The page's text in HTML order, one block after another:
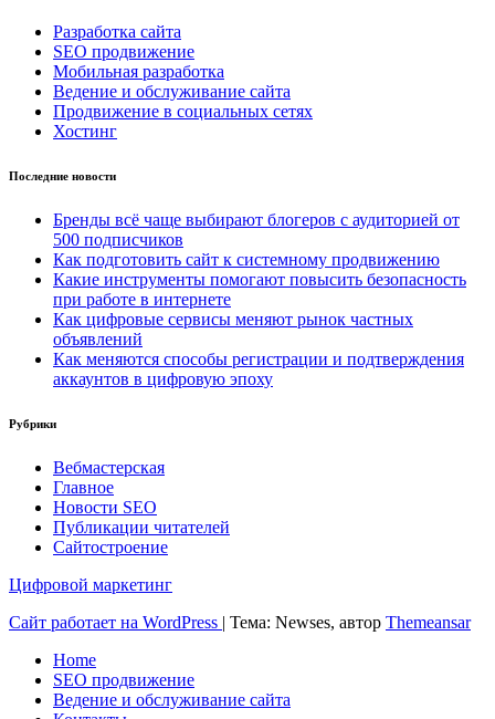
Разработка сайта
SEO продвижение
Мобильная разработка
Ведение и обслуживание сайта
Продвижение в социальных сетях
Хостинг
Последние новости
Бренды всё чаще выбирают блогеров с аудиторией от
500 подписчиков
Как подготовить сайт к системному продвижению
Какие инструменты помогают повысить безопасность
при работе в интернете
Как цифровые сервисы меняют рынок частных
объявлений
Как меняются способы регистрации и подтверждения
аккаунтов в цифровую эпоху
Рубрики
Вебмастерская
Главное
Новости SEO
Публикации читателей
Сайтостроение
Цифровой маркетинг
Сайт работает на WordPress | Тема: Newses, автор Themeansar
Home
SEO продвижение
Ведение и обслуживание сайта